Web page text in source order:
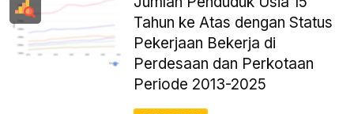
Tahun ke Atas dengan Status
Pekerjaan Bekerja di
Perdesaan dan Perkotaan
Periode 2013-2025